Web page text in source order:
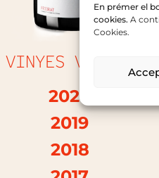
En prémer el
cookies. A
Cookies.
VINYES VELLES
2020
2019
2018